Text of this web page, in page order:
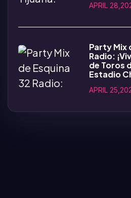
APRIL
Party Mix
Radio:
de Toros
Estadio
APRIL